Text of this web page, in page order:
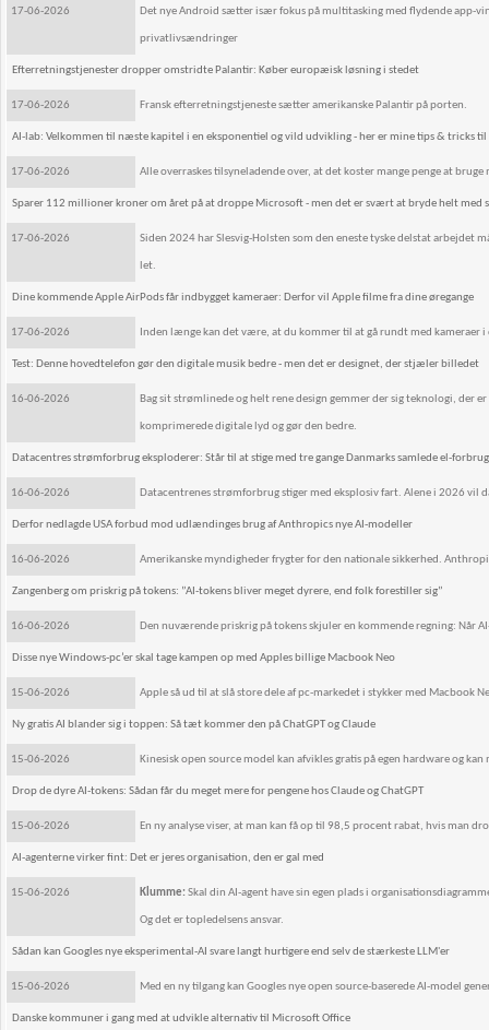
17-06-2026 Det nye Android sætter især fokus på multitasking med flydende app-
privatlivsændringer
Efterretningstjenester dropper omstridte Palantir: Køber europæisk løsning i stedet
17-06-2026 Fransk efterretningstjeneste sætter amerikanske Palantir på porten.
AI-lab: Velkommen til næste kapitel i en eksponentiel og vild udvikling - her er mine tips & tricks til
17-06-2026 Alle overraskes tilsyneladende over, at det koster mange penge at
Sparer 112 millioner kroner om året på at droppe Microsoft - men det er svært at bryde helt med
17-06-2026 Siden 2024 har Slesvig-Holsten som den eneste tyske delstat
let.
Dine kommende Apple AirPods får indbygget kameraer: Derfor vil Apple filme fra dine øregange
17-06-2026 Inden længe kan det være, at du kommer til at gå rundt med kameraer i
Test: Denne hovedtelefon gør den digitale musik bedre - men det er designet, der stjæler billedet
16-06-2026 Bag sit strømlinede og helt rene design gemmer der sig teknologi, der
komprimerede digitale lyd og gør den bedre.
Datacentres strømforbrug eksploderer: Står til at stige med tre gange Danmarks samlede el-
16-06-2026 Datacentrenes strømforbrug stiger med eksplosiv fart. Alene i 2026 vil
Derfor nedlagde USA forbud mod udlændinges brug af Anthropics nye AI-modeller
16-06-2026 Amerikanske myndigheder frygter for den nationale sikkerhed.
Zangenberg om priskrig på tokens: ”AI-tokens bliver meget dyrere, end folk forestiller sig”
16-06-2026 Den nuværende priskrig på tokens skjuler en kommende regning: Når
Disse nye Windows-pc’er skal tage kampen op med Apples billige Macbook Neo
15-06-2026 Apple så ud til at slå store dele af pc-markedet i stykker med Macbook
Ny gratis AI blander sig i toppen: Så tæt kommer den på ChatGPT og Claude
15-06-2026 Kinesisk open source model kan afvikles gratis på egen hardware og
Drop de dyre AI-tokens: Sådan får du meget mere for pengene hos Claude og ChatGPT
15-06-2026 En ny analyse viser, at man kan få op til 98,5 procent rabat, hvis man
AI-agenterne virker fint: Det er jeres organisation, den er gal med
15-06-2026 Klumme:Skal din AI-agent have sin egen plads i
Og det er topledelsens ansvar.
Sådan kan Googles nye eksperimental-AI svare langt hurtigere end selv de stærkeste LLM'er
15-06-2026 Med en ny tilgang kan Googles nye open source-baserede AI-model
Danske kommuner i gang med at udvikle alternativ til Microsoft Office